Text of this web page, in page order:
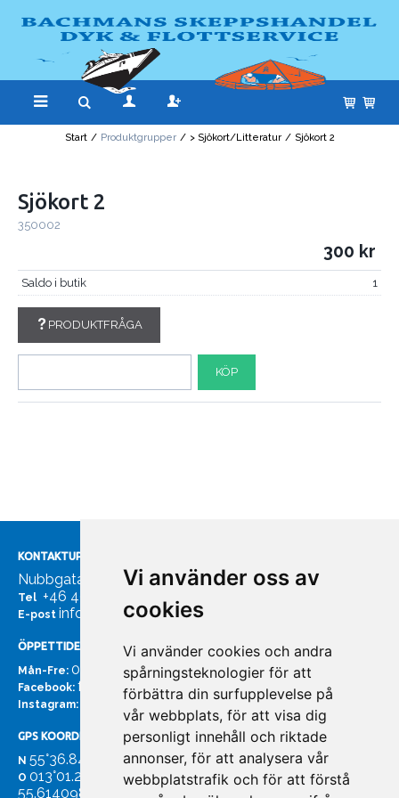
Vi använder oss av
cookies
Vi använder cookies och andra
spårningsteknologier för att
förbättra din surfupplevelse på
vår webbplats, för att visa dig
personligt innehåll och riktade
annonser, för att analysera vår
webbplatstrafik och för att förstå
Start / Produktgrupper / > Sjökort/Litteratur / Sjökort 2
Sjökort 2
350002
300
Saldo i butik 1
PRODUKTFRÅGA
KÖP
KONTAKTUPPGIFTER
Nubbgatan 7, 211 24 Malmö
Tel +46 40185561
E-post info@bachmans.se
ÖPPETTIDER
Mån-Fre: 07:00 - 16:00
Facebook: facebook.com/bachmans.se
Instagram: instagram.com/bachmans.se
GPS KOORDINATER
N 55°36.847
O 013°01.255'
55.614098. 13.020931'